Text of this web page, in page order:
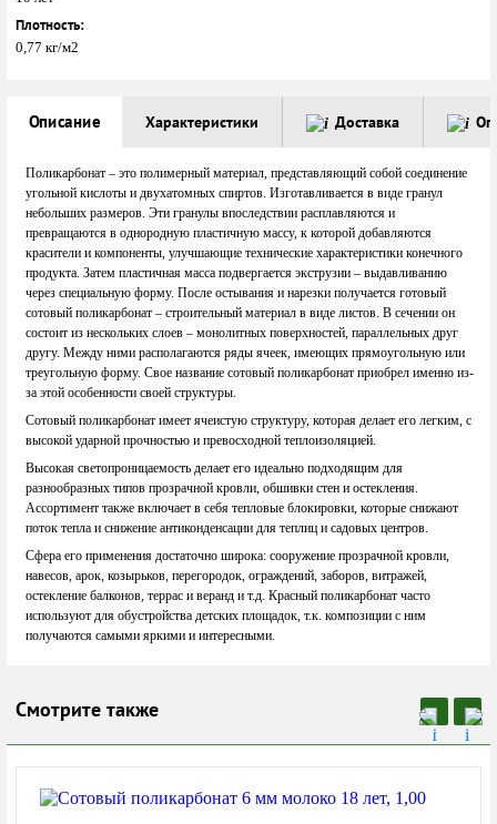
Плотность:
0,77 кг/м2
Описание Характеристики Доставка
Поликарбонат – это полимерный материал, представляющий собой соединение
угольной кислоты и двухатомных спиртов. Изготавливается в виде гранул
небольших размеров. Эти гранулы впоследствии расплавляются и
превращаются в однородную пластичную массу, к которой добавляются
красители и компоненты, улучшающие технические характеристики конечного
продукта. Затем пластичная масса подвергается экструзии – выдавливанию
через специальную форму. После остывания и нарезки получается готовый
сотовый поликарбонат – строительный материал в виде листов. В сечении он
состоит из нескольких слоев – монолитных поверхностей, параллельных друг
другу. Между ними располагаются ряды ячеек, имеющих прямоугольную или
треугольную форму. Свое название сотовый поликарбонат приобрел именно из-
за этой особенности своей структуры.
Сотовый поликарбонат имеет ячеистую структуру, которая делает его легким, с
высокой ударной прочностью и превосходной теплоизоляцией.
Высокая светопроницаемость делает его идеально подходящим для
разнообразных типов прозрачной кровли, обшивки стен и остекления.
Ассортимент также включает в себя тепловые блокировки, которые снижают
поток тепла и снижение антиконденсации для теплиц и садовых центров.
Сфера его применения достаточно широка: сооружение прозрачной кровли,
навесов, арок, козырьков, перегородок, ограждений, заборов, витражей,
остекление балконов, террас и веранд и т.д. Красный поликарбонат часто
используют для обустройства детских площадок, т.к. композиции с ним
получаются самыми яркими и интересными.
Смотрите также